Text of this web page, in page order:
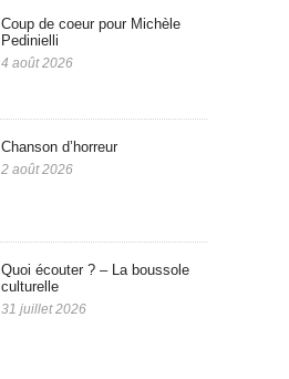
Coup de coeur pour Michèle
Pedinielli
4 août 2026
Chanson d’horreur
2 août 2026
Quoi écouter ? – La boussole
culturelle
31 juillet 2026